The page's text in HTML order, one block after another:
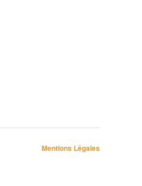
Mentions Légales